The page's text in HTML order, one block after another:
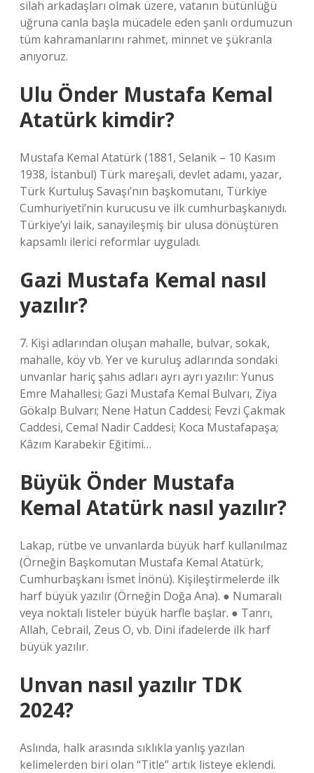
silah arkadaşları olmak üzere, vatanın bütünlüğü
uğruna canla başla mücadele eden şanlı ordumuzun
tüm kahramanlarını rahmet, minnet ve şükranla
anıyoruz.
Ulu Önder Mustafa Kemal
Atatürk kimdir?
Mustafa Kemal Atatürk (1881, Selanik – 10 Kasım
1938, İstanbul) Türk mareşali, devlet adamı, yazar,
Türk Kurtuluş Savaşı’nın başkomutanı, Türkiye
Cumhuriyeti’nin kurucusu ve ilk cumhurbaşkanıydı.
Türkiye’yi laik, sanayileşmiş bir ulusa dönüştüren
kapsamlı ilerici reformlar uyguladı.
Gazi Mustafa Kemal nasıl
yazılır?
7. Kişi adlarından oluşan mahalle, bulvar, sokak,
mahalle, köy vb. Yer ve kuruluş adlarında sondaki
unvanlar hariç şahıs adları ayrı ayrı yazılır: Yunus
Emre Mahallesi; Gazi Mustafa Kemal Bulvarı, Ziya
Gökalp Bulvarı; Nene Hatun Caddesi; Fevzi Çakmak
Caddesi, Cemal Nadir Caddesi; Koca Mustafapaşa;
Kâzım Karabekir Eğitimi…
Büyük Önder Mustafa
Kemal Atatürk nasıl yazılır?
Lakap, rütbe ve unvanlarda büyük harf kullanılmaz
(Örneğin Başkomutan Mustafa Kemal Atatürk,
Cumhurbaşkanı İsmet İnönü). Kişileştirmelerde ilk
harf büyük yazılır (Örneğin Doğa Ana). ● Numaralı
veya noktalı listeler büyük harfle başlar. ● Tanrı,
Allah, Cebrail, Zeus O, vb. Dini ifadelerde ilk harf
büyük yazılır.
Unvan nasıl yazılır TDK
2024?
Aslında, halk arasında sıklıkla yanlış yazılan
kelimelerden biri olan “Title” artık listeye eklendi.